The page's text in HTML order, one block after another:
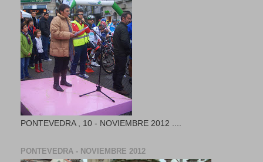
PONTEVEDRA , 10 - NOVIEMBRE 2012 ....
PONTEVEDRA - NOVIEMBRE 2012